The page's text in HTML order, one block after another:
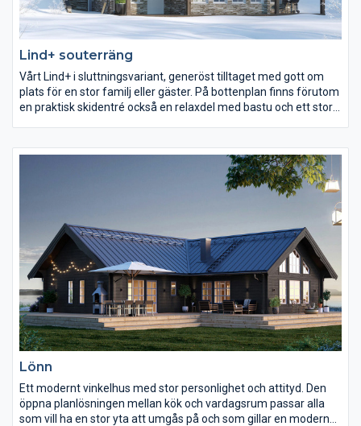
Lind+ souterräng
Vårt Lind+ i sluttningsvariant, generöst tilltaget med gott om
plats för en stor familj eller gäster. På bottenplan finns förutom
en praktisk skidentré också en relaxdel med bastu och ett stort
uteplatserna under. De vackra panoramafönstren släpper in
mängder av ljus och ger samtidigt en oöverträffad utsikt.
Lönn
Ett modernt vinkelhus med stor personlighet och attityd. Den
öppna planlösningen mellan kök och vardagsrum passar alla
som vill ha en stor yta att umgås på och som gillar en modern